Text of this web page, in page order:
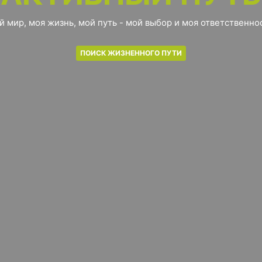
мир, моя жизнь, мой путь - мой выбор и моя
ПОИСК ЖИЗНЕННОГО ПУТИ